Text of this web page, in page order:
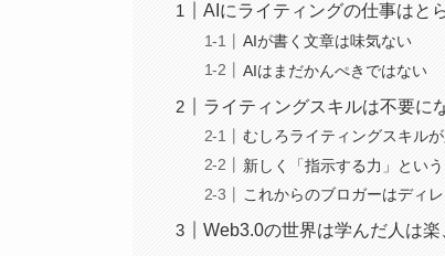
AIにライティングの仕事はと
AIが書く文章は味気ない
AIはまだかんぺきではない
ライティングスキルは不要に
むしろライティングスキル
新しく「指示する力」とい
これからのブロガーはディ
Web3.0の世界は学んだ人は